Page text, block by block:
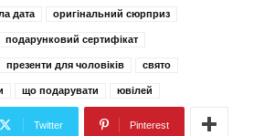
дата оригінальний сюрприз
подарунковий сертифікат
презенти для чоловіків свято
що подарувати ювілей
Twitter Pinterest